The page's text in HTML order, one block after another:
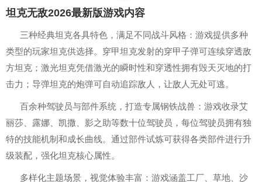
坦克无敌2026最新版游戏内容
三种经典坦克各具特色，满足不同战斗风格：游戏提供多种
类型的玩家坦克供选择。穿甲坦克发射的穿甲子弹可连续穿透敌
方坦克；激光坦克凭借激光的瞬时性和穿透性拥有毁天灭地的打
击力；导弹坦克的炮弹可自动追踪敌人，让敌人无处可逃。
百余种驾驶员与部件系统，打造专属钢铁战兽：游戏收录艾
丽莎、露娜、凯撒、影之助等数十位驾驶员，每位驾驶员拥有独
特的技能机制和成长曲线。通过部件试炼可获得各类部件进行升
级装配，强化坦克核心属性。
多样化主题场景，视觉体验丰富：游戏涵盖工厂、草地、沙